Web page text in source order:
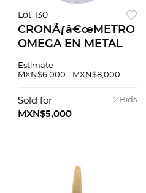
Lot 130
CRONÃƒâ€œMETRO
OMEGA EN METAL
manual.
Estimate
MXN$6,000 - MXN$8,000
2 Bids
Sold for
MXN$5,000